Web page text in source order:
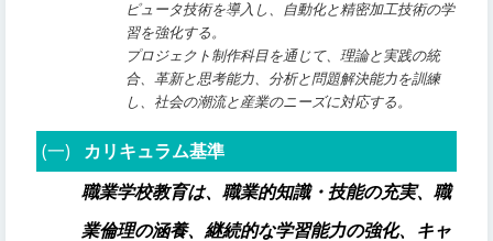
ピュータ技術を導入し、自動化と精密加工技術の学
習を強化する。
プロジェクト制作科目を通じて、理論と実践の統
合、革新と思考能力、分析と問題解決能力を訓練
し、社会の潮流と産業のニーズに対応する。
(一) カリキュラム基準
職業学校教育は、職業的知識・技能の充実、職
業倫理の涵養、継続的な学習能力の強化、キャ